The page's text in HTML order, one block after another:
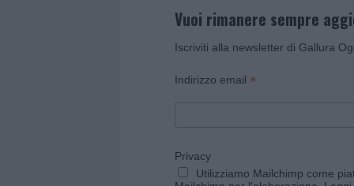
Vuoi rimanere sempre
Iscriviti alla newsletter di Gallura
Indirizzo email *
Privacy
Utilizziamo Mailchimp come